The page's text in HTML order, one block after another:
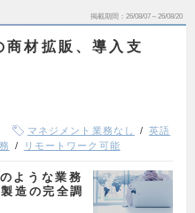
掲載期間 26/08/07～26/08/20
商材拡販、導入支
マネジメント業務なし
英語
リモートワーク可能
ような業務
造の完全調